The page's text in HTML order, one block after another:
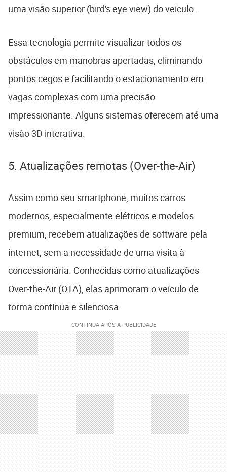
uma visão superior (bird's eye view) do veículo.
Essa tecnologia permite visualizar todos os
obstáculos em manobras apertadas, eliminando
pontos cegos e facilitando o estacionamento em
vagas complexas com uma precisão
impressionante. Alguns sistemas oferecem até uma
visão 3D interativa.
5. Atualizações remotas (Over-the-Air)
Assim como seu smartphone, muitos carros
modernos, especialmente elétricos e modelos
premium, recebem atualizações de software pela
internet, sem a necessidade de uma visita à
concessionária. Conhecidas como atualizações
Over-the-Air (OTA), elas aprimoram o veículo de
forma contínua e silenciosa.